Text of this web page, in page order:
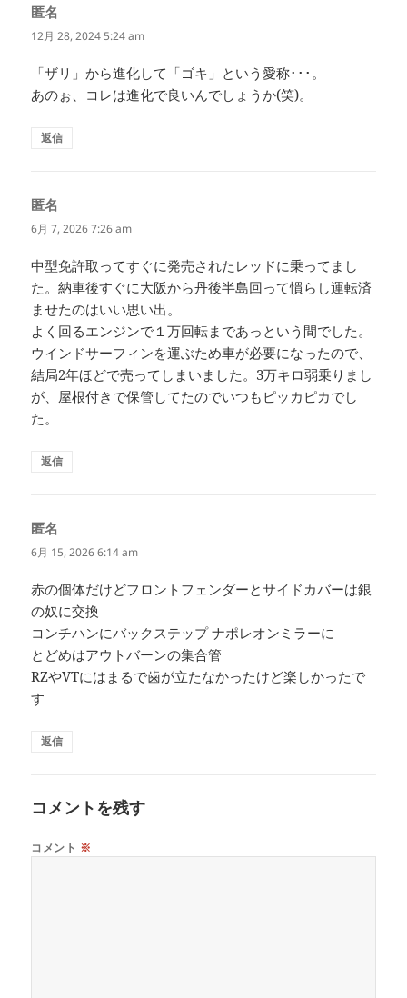
匿名
り:
12月 28, 2024 5:24 am
「ザリ」から進化して「ゴキ」という愛称･･･。
あのぉ、コレは進化で良いんでしょうか(笑)。
返信
匿名
り:
6月 7, 2026 7:26 am
中型免許取ってすぐに発売されたレッドに乗ってまし
た。納車後すぐに大阪から丹後半島回って慣らし運転済
ませたのはいい思い出。
よく回るエンジンで１万回転まであっという間でした。
ウインドサーフィンを運ぶため車が必要になったので、
結局2年ほどで売ってしまいました。3万キロ弱乗りまし
が、屋根付きで保管してたのでいつもピッカピカでし
た。
返信
匿名
り:
6月 15, 2026 6:14 am
赤の個体だけどフロントフェンダーとサイドカバーは銀
の奴に交換
コンチハンにバックステップ ナポレオンミラーに
とどめはアウトバーンの集合管
RZやVTにはまるで歯が立たなかったけど楽しかったで
す
返信
コメントを残す
コメント ※